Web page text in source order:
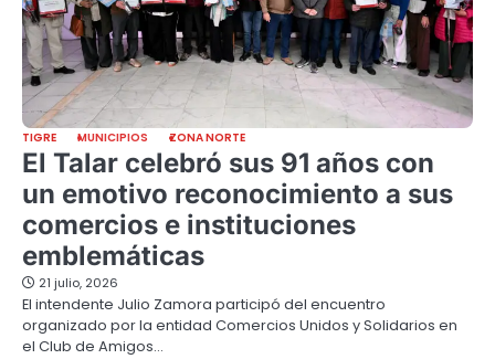
TIGRE MUNICIPIOS ZONA NORTE
El Talar celebró sus 91 años con
un emotivo reconocimiento a sus
comercios e instituciones
emblemáticas
21 julio, 2026
El intendente Julio Zamora participó del encuentro
organizado por la entidad Comercios Unidos y Solidarios en
el Club de Amigos…